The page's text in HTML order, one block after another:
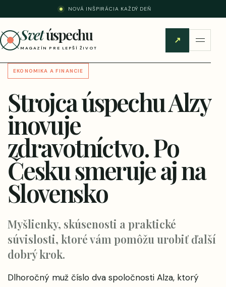
NOVÁ INŠPIRÁCIA KAŽDÝ DEŇ
Svetúspechu
MAGAZÍN PRE LEPŠÍ ŽIVOT
↗
EKONOMIKA A FINANCIE
Strojca úspechu Alzy
inovuje
zdravotníctvo. Po
Česku smeruje aj na
Slovensko
Myšlienky, skúsenosti a praktické
súvislosti, ktoré vám pomôžu urobiť ďalší
dobrý krok.
Dlhoročný muž číslo dva spoločnosti Alza, ktorý